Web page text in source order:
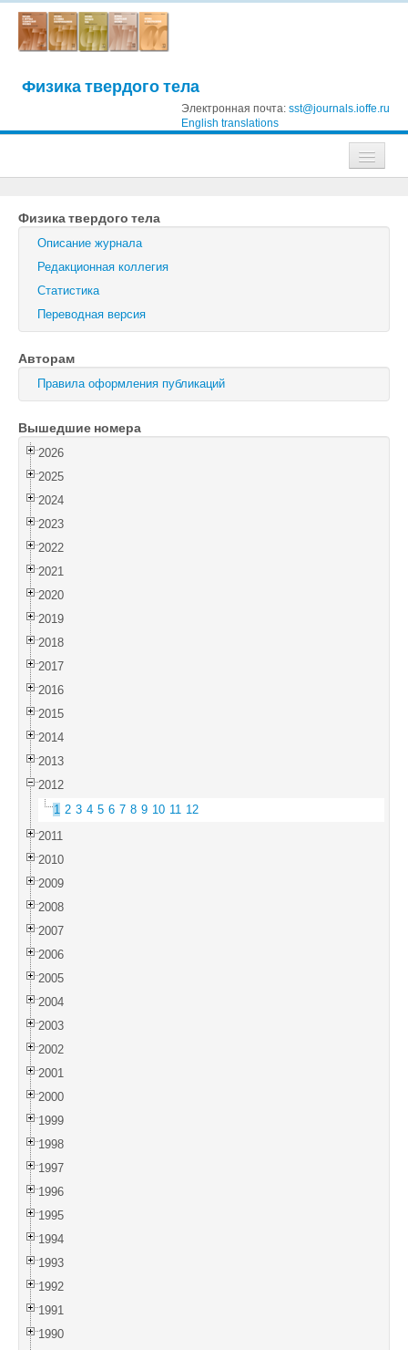
Физика твердого тела
Электронная почта: sst@journals.ioffe.ru
English translations
Журнал технической физики
Письма в Журнал технической физики
Физика твердого тела
Физика и техника полупроводников
Оптика и спектроскопия
Поиск
Войти
Физика твердого тела
Описание журнала
Редакционная коллегия
Статистика
Переводная версия
Авторам
Правила оформления публикаций
Вышедшие номера
2026
2025
2024
2023
2022
2021
2020
2019
2018
2017
2016
2015
2014
2013
2012
1 2 3 4 5 6 7 8 9 10 11 12
2011
2010
2009
2008
2007
2006
2005
2004
2003
2002
2001
2000
1999
1998
1997
1996
1995
1994
1993
1992
1991
1990